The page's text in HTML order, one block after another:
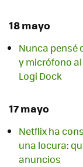
18 mayo
Nunca pensé
y micrófono
Logi Dock
17 mayo
Netflix ha
una locura:
anuncios